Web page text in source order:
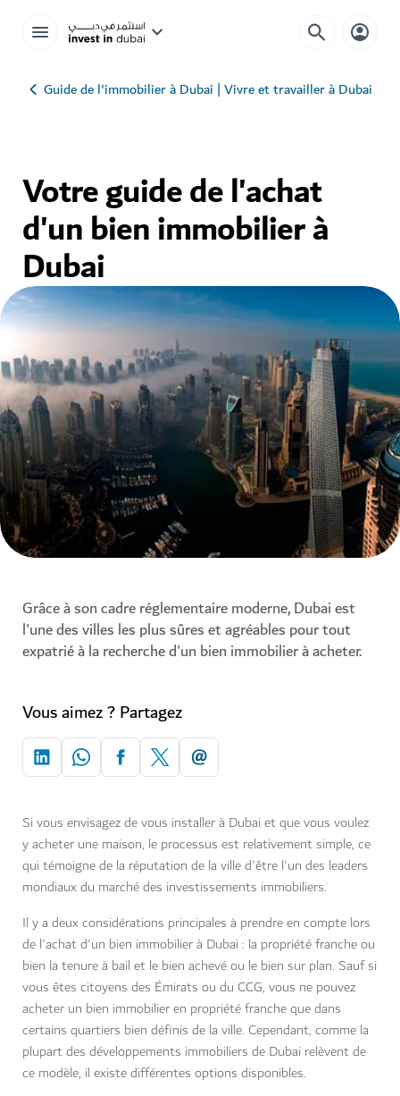
Guide de l'immobilier à Dubai | Vivre et travailler à Dubai
Votre guide de l'achat
d'un bien immobilier à
Dubai
Grâce à son cadre réglementaire moderne, Dubai est
l'une des villes les plus sûres et agréables pour tout
expatrié à la recherche d'un bien immobilier à acheter.
Vous aimez ? Partagez
Si vous envisagez de vous installer à Dubai et que vous voulez
y acheter une maison, le processus est relativement simple, ce
qui témoigne de la réputation de la ville d'être l'un des leaders
mondiaux du marché des investissements immobiliers.
Il y a deux considérations principales à prendre en compte lors
de l'achat d'un bien immobilier à Dubai : la propriété franche ou
bien la tenure à bail et le bien achevé ou le bien sur plan. Sauf si
vous êtes citoyens des Émirats ou du CCG, vous ne pouvez
acheter un bien immobilier en propriété franche que dans
certains quartiers bien définis de la ville. Cependant, comme la
plupart des développements immobiliers de Dubai relèvent de
ce modèle, il existe différentes options disponibles.